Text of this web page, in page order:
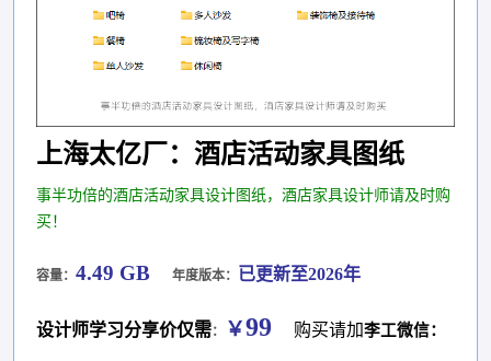
上海太亿厂：酒店活动家具图纸
事半功倍的酒店活动家具设计图纸，酒店家具设计师请及时购
买！
容量： 4.49 GB 年度版本： 已更新至2026年
设计师学习分享价仅需： ￥99 购买请加李工微信：